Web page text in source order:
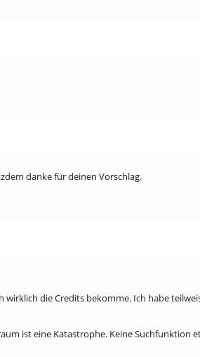
danke für deinen Vorschlag.
die Credits bekomme. Ich habe
ist eine Katastrophe. Keine Suchfunktion